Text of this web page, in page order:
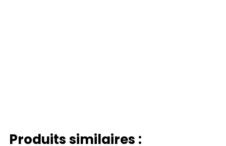
Produits similaires :